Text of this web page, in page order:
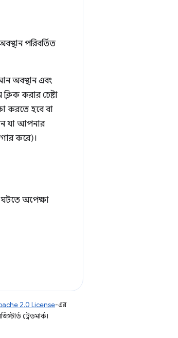
পরিবর্তিত
অবস্থান এবং
করার চেষ্টা
করতে হবে বা
যা আপনার
করে)।
ঘটতে অপেক্ষা
2.0 License-এর
ট্রেডমার্ক।